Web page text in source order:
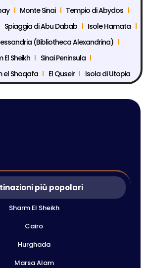
Monte Sinai
Tempio di Abydos
Spiaggia di Abu Dabab
Isole Hamata
(Bibliotheca Alexandrina)
El Sheikh
Sinai Peninsula
el Shoqafa
El Quseir Isola di Utopia
più popolari
Sharm El Sheikh
Cairo
Hurghada
Marsa Alam